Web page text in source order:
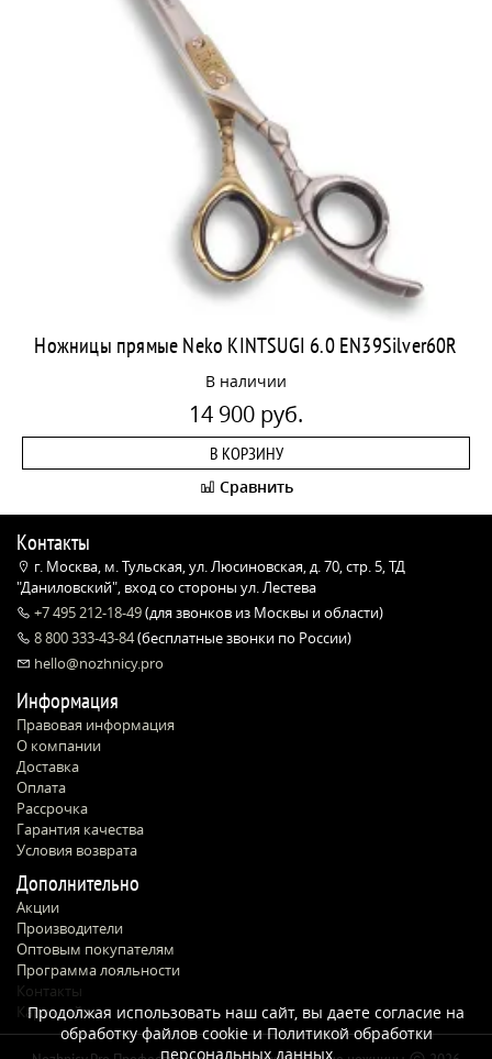
Ножницы прямые Neko KINTSUGI 6.0 EN39Silver60R
В наличии
14 900 руб.
В КОРЗИНУ
Сравнить
Контакты
г. Москва, м. Тульская, ул. Люсиновская, д. 70, стр. 5, ТД
"Даниловский", вход со стороны ул. Лестева
+7 495 212-18-49(для звонков из Москвы и области)
8 800 333-43-84(бесплатные звонки по России)
hello@nozhnicy.pro
Информация
Правовая информация
О компании
Доставка
Оплата
Рассрочка
Гарантия качества
Условия возврата
Дополнительно
Акции
Производители
Оптовым покупателям
Программа лояльности
Контакты
Карта сайта
Продолжая использовать наш сайт, вы даете согласие на
обработку файлов cookie иПолитикой обработки
персональных данных